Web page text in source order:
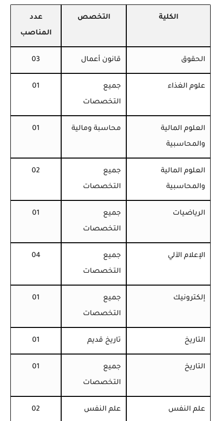
الكلية التخصص
عدد
المناصب
الحقوق قانون أعمال 03
علوم الغذاء
جميع
التخصصات
01
العلوم المالية
والمحاسبية
محاسبة ومالية 01
العلوم المالية
والمحاسبية
جميع
التخصصات
02
الرياضيات
جميع
التخصصات
01
الإعلام الآلي
جميع
التخصصات
04
إلكترونيك
جميع
التخصصات
01
التاريخ تاريخ قديم 01
التاريخ
جميع
التخصصات
01
علم النفس
علم النفس
02